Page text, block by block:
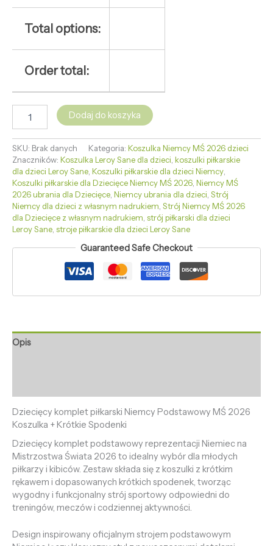
Total options:
Order total:
Dodaj do koszyka
SKU: Brak danych Kategoria: Koszulka Niemcy MŚ 2026 dzieci
Znaczników: Koszulka Leroy Sane dla dzieci, koszulki piłkarskie
dla dzieci Leroy Sane, Koszulki piłkarskie dla dzieci Niemcy,
Koszulki piłkarskie dla Dziecięce Niemcy MŚ 2026, Niemcy MŚ
2026 ubrania dla Dziecięce, Niemcy ubrania dla dzieci, Strój
Niemcy dla dzieci z własnym nadrukiem, Strój Niemcy MŚ 2026
dla Dziecięce z własnym nadrukiem, strój piłkarski dla dzieci
Leroy Sane, stroje piłkarskie dla dzieci Leroy Sane
Guaranteed Safe Checkout
Opis
Dziecięcy komplet piłkarski Niemcy Podstawowy MŚ 2026
Koszulka + Krótkie Spodenki
Dziecięcy komplet podstawowy reprezentacji Niemiec na
Mistrzostwa Świata 2026 to idealny wybór dla młodych
piłkarzy i kibiców. Zestaw składa się z koszulki z krótkim
rękawem i dopasowanych krótkich spodenek, tworząc
wygodny i funkcjonalny strój sportowy odpowiedni do
treningów, meczów i codziennej aktywności.
Design inspirowany oficjalnym strojem podstawowym